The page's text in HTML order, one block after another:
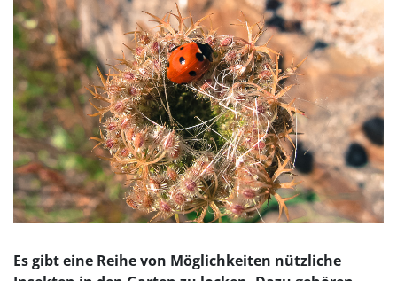
Es gibt eine Reihe von Möglichkeiten nützliche